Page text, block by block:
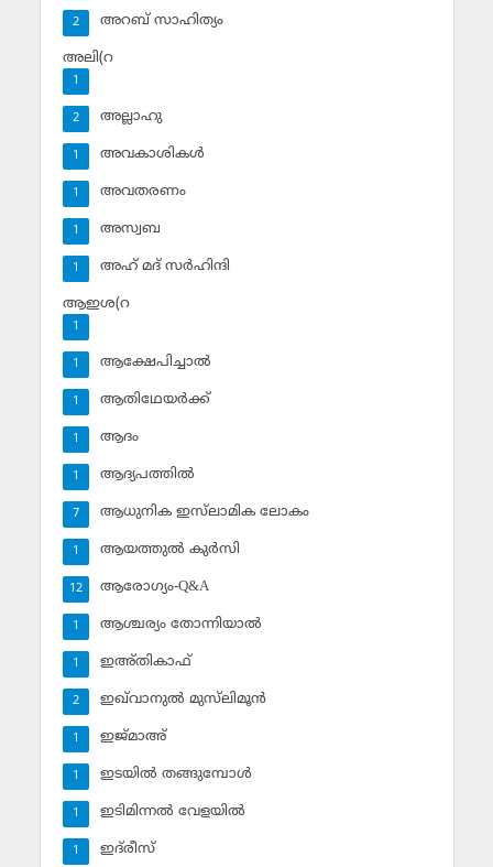
അറബ് സാഹിത്യം
2
അലി(റ
1
അല്ലാഹു
2
അവകാശികള്‍
1
അവതരണം
1
അസ്വബ
1
അഹ് മദ് സര്‍ഹിന്ദി
1
ആഇശ(റ
1
ആക്ഷേപിച്ചാല്‍
1
ആതിഥേയര്‍ക്ക്
1
ആദം
1
ആദ്യപത്തില്‍
1
ആധുനിക ഇസ്‌ലാമിക ലോകം
7
ആയത്തുല്‍ കുര്‍സി
1
ആരോഗ്യം-Q&A
12
ആശ്ചര്യം തോന്നിയാല്‍
1
ഇഅ്തികാഫ്‌
1
ഇഖ്‌വാനുല്‍ മുസ്‌ലിമൂന്‍
2
ഇജ്മാഅ്
1
ഇടയില്‍ തങ്ങുമ്പോള്‍
1
ഇടിമിന്നല്‍ വേളയില്‍
1
ഇദ്‌രീസ്‌
1